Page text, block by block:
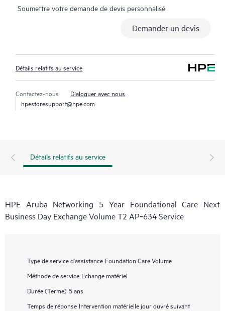
Soumettre votre demande de devis personnalisé
Demander un devis
Détails relatifs au service
Contactez-nous
Dialoguer avec nous
hpestoresupport@hpe.com
Détails relatifs au service
HPE Aruba Networking 5 Year Foundational Care Next
Business Day Exchange Volume T2 AP‑634 Service
Type de service d’assistance Foundation Care Volume
Méthode de service Echange matériel
Durée (Terme) 5 ans
Temps de réponse Intervention matérielle jour ouvré suivant